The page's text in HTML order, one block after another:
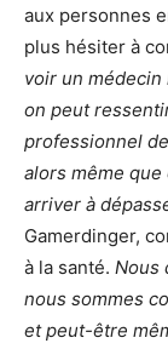
aux personnes
plus hésiter à
voir un médecin
on peut
professionnel
alors même
arriver à
Gamerdinger,
à la santé. Nous
nous sommes
et peut-être